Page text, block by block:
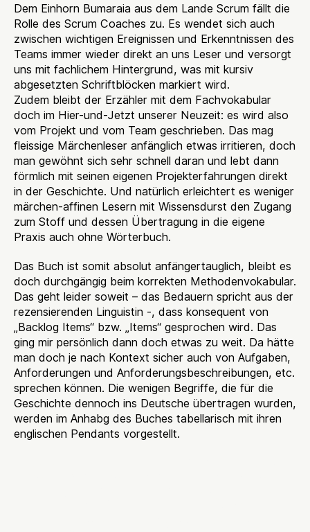
Dem Einhorn Bumaraia aus dem Lande Scrum fällt die
Rolle des Scrum Coaches zu. Es wendet sich auch
zwischen wichtigen Ereignissen und Erkenntnissen des
Teams immer wieder direkt an uns Leser und versorgt
uns mit fachlichem Hintergrund, was mit kursiv
abgesetzten Schriftblöcken markiert wird.
Zudem bleibt der Erzähler mit dem Fachvokabular
doch im Hier-und-Jetzt unserer Neuzeit: es wird also
vom Projekt und vom Team geschrieben. Das mag
fleissige Märchenleser anfänglich etwas irritieren, doch
man gewöhnt sich sehr schnell daran und lebt dann
förmlich mit seinen eigenen Projekterfahrungen direkt
in der Geschichte. Und natürlich erleichtert es weniger
märchen-affinen Lesern mit Wissensdurst den Zugang
zum Stoff und dessen Übertragung in die eigene
Praxis auch ohne Wörterbuch.
Das Buch ist somit absolut anfängertauglich, bleibt es
doch durchgängig beim korrekten Methodenvokabular.
Das geht leider soweit – das Bedauern spricht aus der
rezensierenden Linguistin -, dass konsequent von
„Backlog Items“ bzw. „Items“ gesprochen wird. Das
ging mir persönlich dann doch etwas zu weit. Da hätte
man doch je nach Kontext sicher auch von Aufgaben,
Anforderungen und Anforderungsbeschreibungen, etc.
sprechen können. Die wenigen Begriffe, die für die
Geschichte dennoch ins Deutsche übertragen wurden,
werden im Anhabg des Buches tabellarisch mit ihren
englischen Pendants vorgestellt.